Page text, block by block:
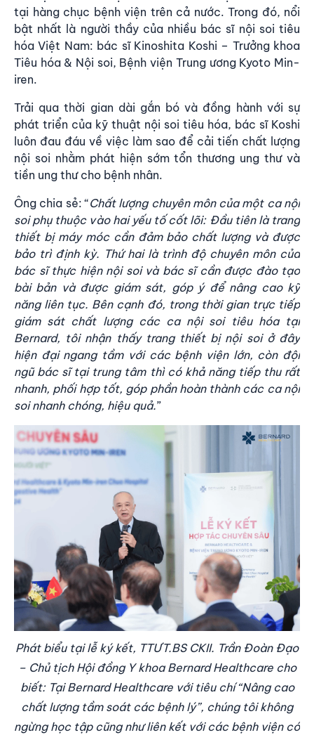
tại hàng chục bệnh viện trên cả nước. Trong đó, nổi
bật nhất là người thầy của nhiều bác sĩ nội soi tiêu
hóa Việt Nam: bác sĩ Kinoshita Koshi – Trưởng khoa
Tiêu hóa & Nội soi, Bệnh viện Trung ương Kyoto Min-
iren.
Trải qua thời gian dài gắn bó và đồng hành với sự
phát triển của kỹ thuật nội soi tiêu hóa, bác sĩ Koshi
luôn đau đáu về việc làm sao để cải tiến chất lượng
nội soi nhằm phát hiện sớm tổn thương ung thư và
tiền ung thư cho bệnh nhân.
Ông chia sẻ: “Chất lượng chuyên môn của một ca nội
soi phụ thuộc vào hai yếu tố cốt lõi: Đầu tiên là trang
thiết bị máy móc cần đảm bảo chất lượng và được
bảo trì định kỳ. Thứ hai là trình độ chuyên môn của
bác sĩ thực hiện nội soi và bác sĩ cần được đào tạo
bài bản và được giám sát, góp ý để nâng cao kỹ
năng liên tục. Bên cạnh đó, trong thời gian trực tiếp
giám sát chất lượng các ca nội soi tiêu hóa tại
Bernard, tôi nhận thấy trang thiết bị nội soi ở đây
hiện đại ngang tầm với các bệnh viện lớn, còn đội
ngũ bác sĩ tại trung tâm thì có khả năng tiếp thu rất
nhanh, phối hợp tốt, góp phần hoàn thành các ca nội
soi nhanh chóng, hiệu quả.”
Phát biểu tại lễ ký kết, TTƯT.BS CKII. Trần Đoàn Đạo
– Chủ tịch Hội đồng Y khoa Bernard Healthcare cho
biết: Tại Bernard Healthcare với tiêu chí “Nâng cao
chất lượng tầm soát các bệnh lý”, chúng tôi không
ngừng học tập cũng như liên kết với các bệnh viện có